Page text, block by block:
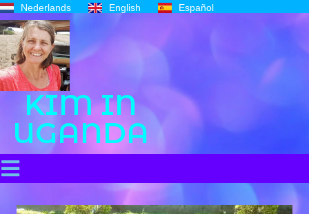
Nederlands English Español
KIM IN
UGANDA